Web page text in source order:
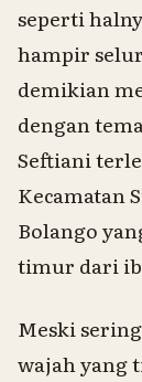
seperti
hampir
demikian
dengan
Seftiani
Kecamatan
Bolango
timur dari
Meski
wajah yang